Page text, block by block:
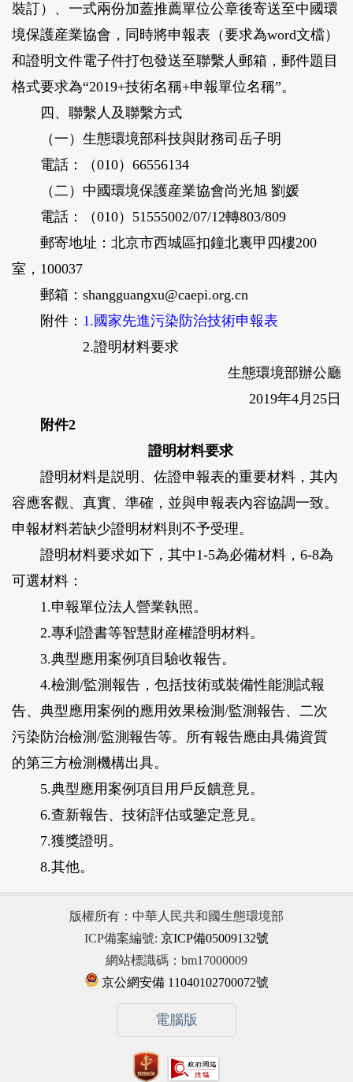
裝訂）、一式兩份加蓋推薦單位公章後寄送至中國環
境保護産業協會，同時將申報表（要求為word文檔）
和證明文件電子件打包發送至聯繫人郵箱，郵件題目
格式要求為“2019+技術名稱+申報單位名稱”。
四、聯繫人及聯繫方式
（一）生態環境部科技與財務司岳子明
電話：（010）66556134
（二）中國環境保護産業協會尚光旭 劉媛
電話：（010）51555002/07/12轉803/809
郵寄地址：北京市西城區扣鐘北裏甲四樓200
室，100037
郵箱：shangguangxu@caepi.org.cn
附件： 1.國家先進污染防治技術申報表
2.證明材料要求
生態環境部辦公廳
2019年4月25日
附件2
證明材料要求
證明材料是説明、佐證申報表的重要材料，其內
容應客觀、真實、準確，並與申報表內容協調一致。
申報材料若缺少證明材料則不予受理。
證明材料要求如下，其中1-5為必備材料，6-8為
可選材料：
1.申報單位法人營業執照。
2.專利證書等智慧財産權證明材料。
3.典型應用案例項目驗收報告。
4.檢測/監測報告，包括技術或裝備性能測試報
告、典型應用案例的應用效果檢測/監測報告、二次
污染防治檢測/監測報告等。所有報告應由具備資質
的第三方檢測機構出具。
5.典型應用案例項目用戶反饋意見。
6.查新報告、技術評估或鑒定意見。
7.獲獎證明。
8.其他。
版權所有：中華人民共和國生態環境部
ICP備案編號: 京ICP備05009132號
網站標識碼：bm17000009
京公網安備 11040102700072號
電腦版